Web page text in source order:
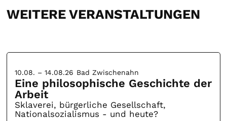
WEITERE VERANSTALTUNGEN
10.08. – 14.08.26 Bad Zwischenahn
Eine philosophische Geschichte der
Arbeit
Sklaverei, bürgerliche Gesellschaft,
Nationalsozialismus - und heute?